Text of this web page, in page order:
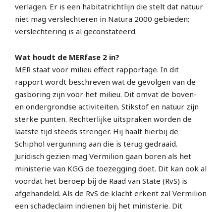
verlagen. Er is een habitatrichtlijn die stelt dat natuur
niet mag verslechteren in Natura 2000 gebieden;
verslechtering is al geconstateerd.
Wat houdt de MERfase 2 in?
MER staat voor milieu effect rapportage. In dit
rapport wordt beschreven wat de gevolgen van de
gasboring zijn voor het milieu. Dit omvat de boven-
en ondergrondse activiteiten. Stikstof en natuur zijn
sterke punten. Rechterlijke uitspraken worden de
laatste tijd steeds strenger. Hij haalt hierbij de
Schiphol vergunning aan die is terug gedraaid.
Juridisch gezien mag Vermilion gaan boren als het
ministerie van KGG de toezegging doet. Dit kan ook al
voordat het beroep bij de Raad van State (RvS) is
afgehandeld. Als de RvS de klacht erkent zal Vermilion
een schadeclaim indienen bij het ministerie. Dit